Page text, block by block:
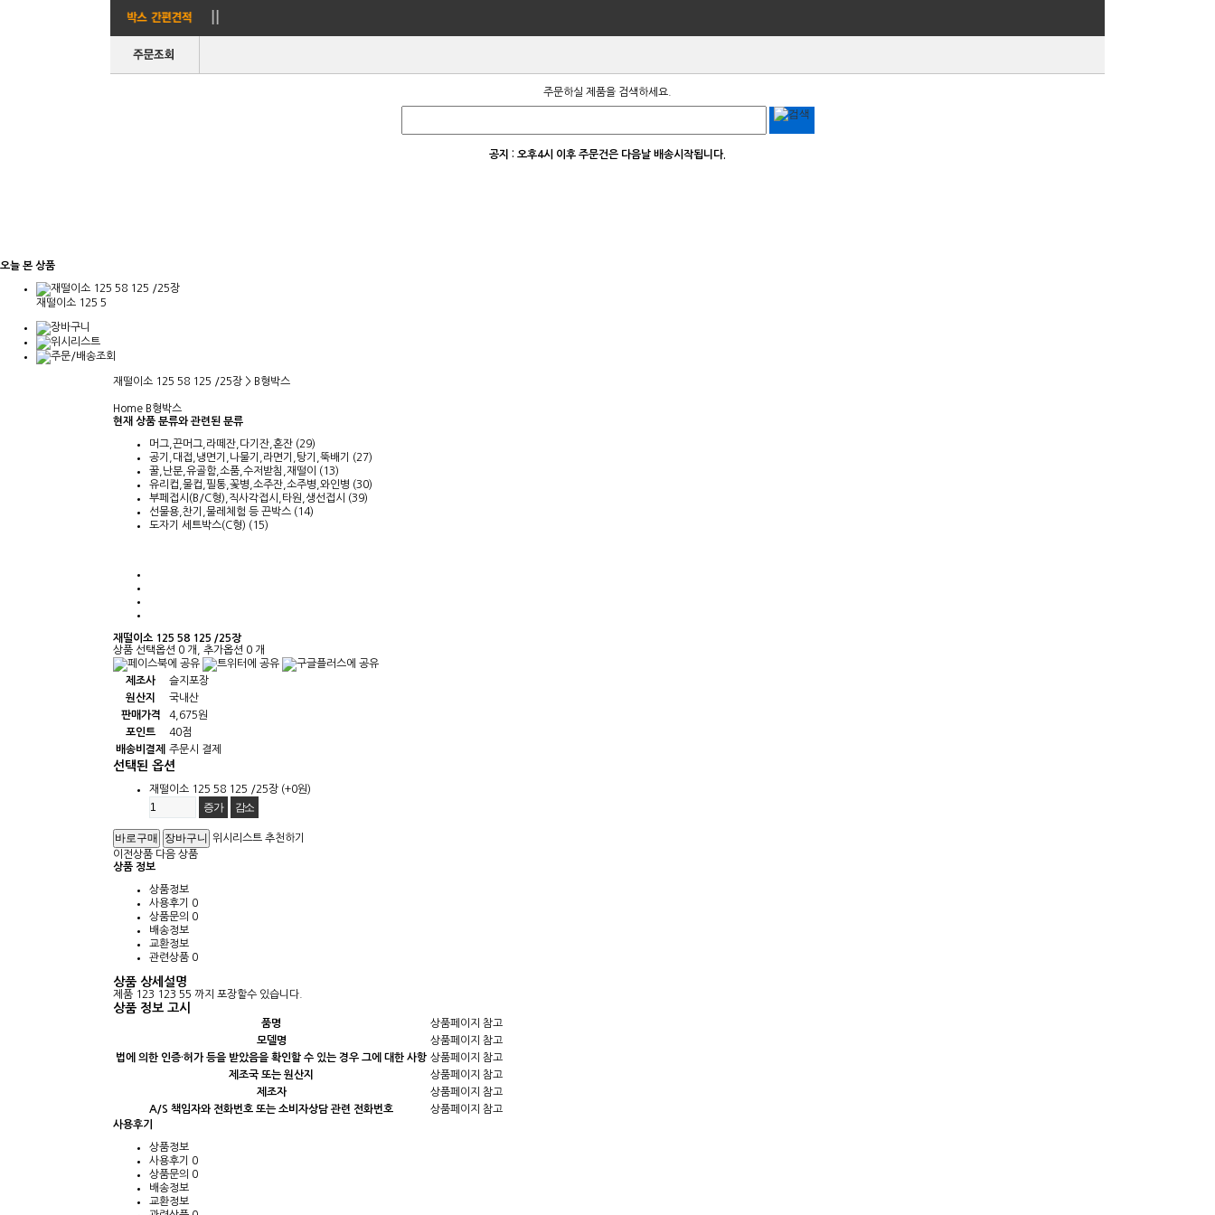
주문하실 제품을 검색하세요.
공지 : 오후4시 이후 주문건은 다음날 배송시작됩니다.
오늘 본 상품
재떨이소 125 5
재떨이소 125 58 125 /25장 > B형박스
Home B형박스
현재 상품 분류와 관련된 분류
머그,끈머그,라떼잔,다기잔,혼잔 (29)
공기,대접,냉면기,나물기,라면기,탕기,뚝배기 (27)
꿀,난분,유골함,소품,수저받침,재떨이 (13)
유리컵,물컵,필통,꽃병,소주잔,소주병,와인병 (30)
부페접시(B/C형),직사각접시,타원,생선접시 (39)
선물용,찬기,물레체험 등 끈박스 (14)
도자기 세트박스(C형) (15)
재떨이소 125 58 125 /25장
상품 선택옵션 0 개, 추가옵션 0 개
제조사
슬지포장
원산지
국내산
판매가격
4,675원
포인트
40점
배송비결제
주문시 결제
선택된 옵션
재떨이소 125 58 125 /25장 (+0원)
증가 감소
위시리스트 추천하기
이전상품 다음 상품
상품 정보
상품정보
사용후기 0
상품문의 0
배송정보
교환정보
관련상품 0
상품 상세설명
제품 123 123 55 까지 포장할수 있습니다.
상품 정보 고시
품명
상품페이지 참고
모델명
상품페이지 참고
법에 의한 인증·허가 등을 받았음을 확인할 수 있는 경우 그에 대한 사항 상품페이지 참고
제조국 또는 원산지
상품페이지 참고
제조자
상품페이지 참고
A/S 책임자와 전화번호 또는 소비자상담 관련 전화번호
상품페이지 참고
사용후기
상품정보
사용후기 0
상품문의 0
배송정보
교환정보